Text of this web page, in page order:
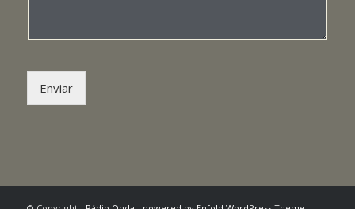
Enviar